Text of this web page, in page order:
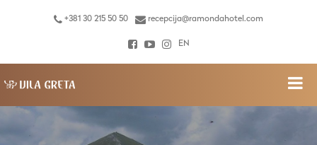
+381 30 215 50 50 recepcija@ramondahotel.com
EN